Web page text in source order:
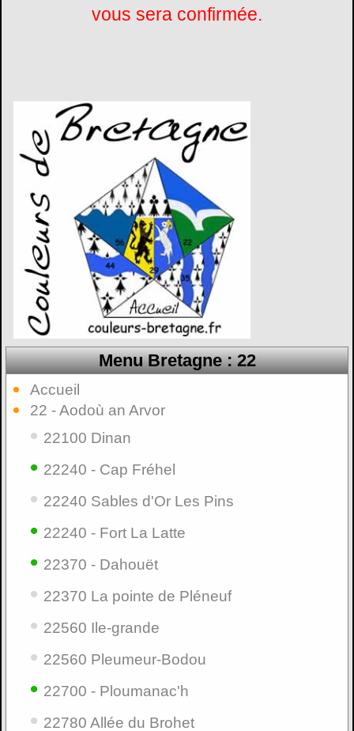
vous sera confirmée.
Menu Bretagne : 22
Accueil
22 - Aodoù an Arvor
• 22100 Dinan
• 22240 - Cap Fréhel
• 22240 Sables d'Or Les Pins
• 22240 - Fort La Latte
• 22370 - Dahouët
• 22370 La pointe de Pléneuf
• 22560 Ile-grande
• 22560 Pleumeur-Bodou
• 22700 - Ploumanac'h
• 22780 Allée du Brohet